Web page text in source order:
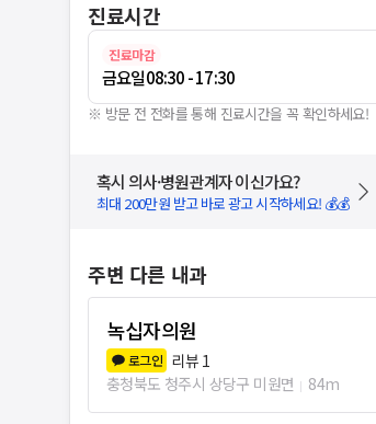
진료시간
진료마감
금요일08:30 - 17:30
※ 방문 전 전화를 통해 진료시간을 꼭 확인하세요!
혹시 의사·병원관계자 이신가요?
최대 200만원 받고 바로 광고 시작하세요! 💰💰
주변 다른 내과
녹십자의원
로그인 리뷰 1
충청북도 청주시 상당구 미원면
84m